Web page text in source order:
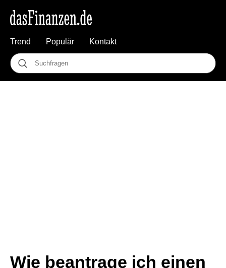
Trend Populär Kontakt
Wie beantrage ich einen